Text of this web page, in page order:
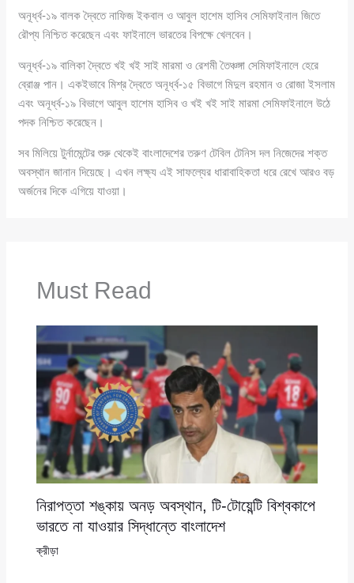
অনূর্ধ্ব-১৯ বালক দ্বৈতে নাফিজ ইকবাল ও আবুল হাশেম হাসিব সেমিফাইনাল জিতে
রৌপ্য নিশ্চিত করেছেন এবং ফাইনালে ভারতের বিপক্ষে খেলবেন।
অনূর্ধ্ব-১৯ বালিকা দ্বৈতে খই খই সাই মারমা ও রেশমী তৈঞ্চঙ্গা সেমিফাইনালে হেরে
ব্রোঞ্জ পান। একইভাবে মিশ্র দ্বৈতে অনূর্ধ্ব-১৫ বিভাগে মিদুল রহমান ও রোজা ইসলাম
এবং অনূর্ধ্ব-১৯ বিভাগে আবুল হাশেম হাসিব ও খই খই সাই মারমা সেমিফাইনালে উঠে
পদক নিশ্চিত করেছেন।
সব মিলিয়ে টুর্নামেন্টের শুরু থেকেই বাংলাদেশের তরুণ টেবিল টেনিস দল নিজেদের শক্ত
অবস্থান জানান দিয়েছে। এখন লক্ষ্য এই সাফল্যের ধারাবাহিকতা ধরে রেখে আরও বড়
অর্জনের দিকে এগিয়ে যাওয়া।
Must Read
নিরাপত্তা শঙ্কায় অনড় অবস্থান, টি-টোয়েন্টি বিশ্বকাপে
ভারতে না যাওয়ার সিদ্ধান্তে বাংলাদেশ
ক্রীড়া